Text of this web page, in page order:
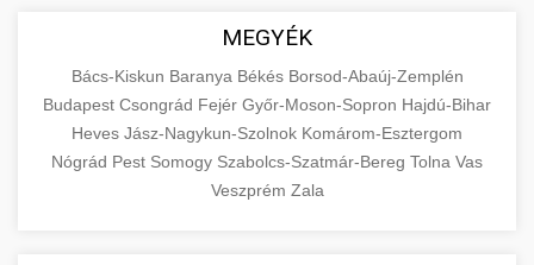
MEGYÉK
Bács-Kiskun Baranya Békés Borsod-Abaúj-Zemplén
Budapest Csongrád Fejér Győr-Moson-Sopron Hajdú-Bihar
Heves Jász-Nagykun-Szolnok Komárom-Esztergom
Nógrád Pest Somogy Szabolcs-Szatmár-Bereg Tolna Vas
Veszprém Zala